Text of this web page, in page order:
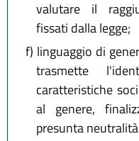
valutare il
fissati dalla legge;
f) linguaggio di
trasmette
caratteristiche
al genere,
presunta